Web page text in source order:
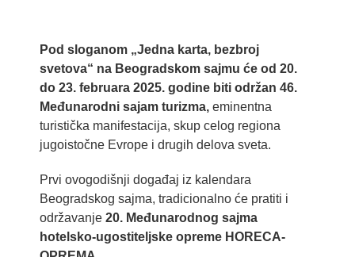
Larger
Image
Pod sloganom „Jedna karta, bezbroj
svetova“ na Beogradskom sajmu će od 20.
do 23. februara 2025. godine biti održan 46.
Međunarodni sajam turizma, eminentna
turistička manifestacija, skup celog regiona
jugoistočne Evrope i drugih delova sveta.
Prvi ovogodišnji događaj iz kalendara
Beogradskog sajma, tradicionalno će pratiti i
održavanje 20. Međunarodnog sajma
hotelsko-ugostiteljske opreme HORECA-